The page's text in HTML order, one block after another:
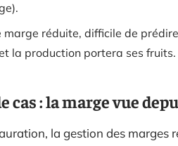
réduite, difficile de
la production portera ses fruits.
cas : la marge vue
la gestion des marges